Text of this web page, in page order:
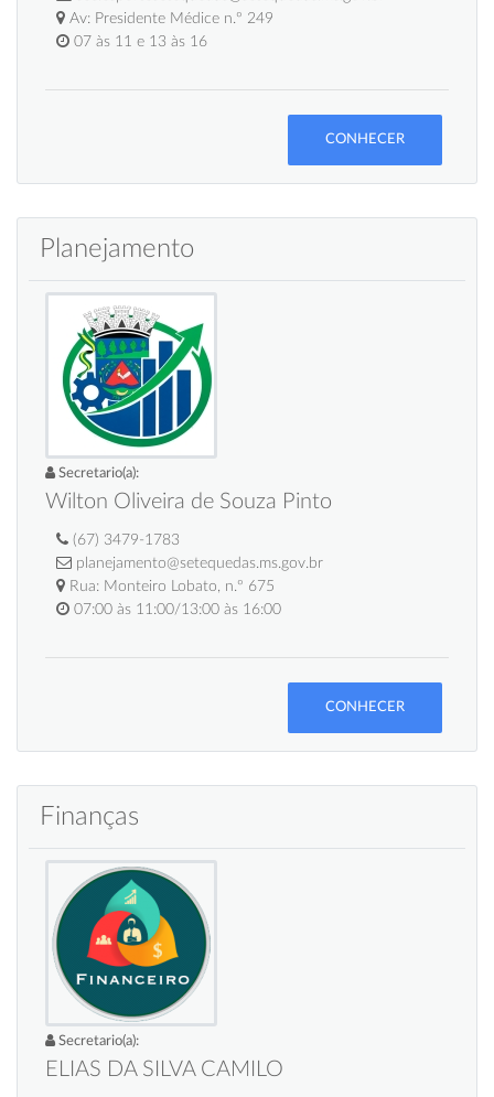
Av: Presidente Médice n.º 249
07 às 11 e 13 às 16
CONHECER
Planejamento
Secretario(a):
Wilton Oliveira de Souza Pinto
(67) 3479-1783
planejamento@setequedas.ms.gov.br
Rua: Monteiro Lobato, n.º 675
07:00 às 11:00/13:00 às 16:00
CONHECER
Finanças
Secretario(a):
ELIAS DA SILVA CAMILO